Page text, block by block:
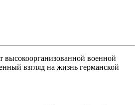
высокоорганизованной военной
взгляд на жизнь германской